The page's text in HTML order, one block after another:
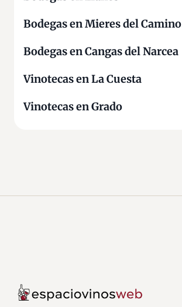
Bodegas en Mieres del Camino
Bodegas en Cangas del Narcea
Vinotecas en La Cuesta
Vinotecas en Grado